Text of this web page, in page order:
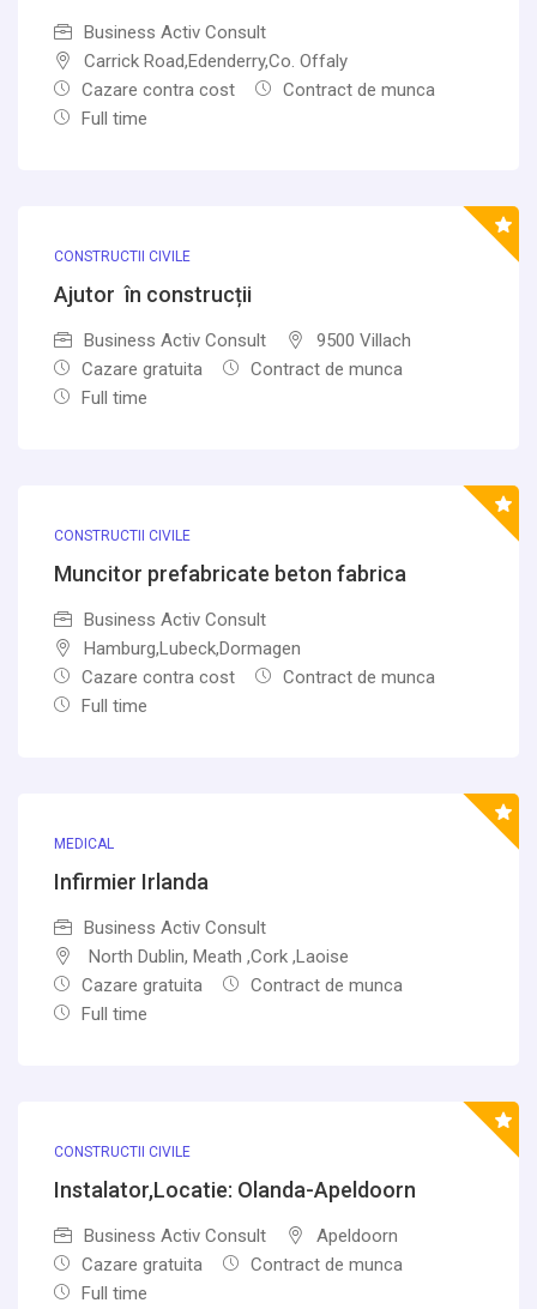
Business Activ Consult
Carrick Road,Edenderry,Co. Offaly
Cazare contra cost
Contract de munca
Full time
CONSTRUCTII CIVILE
Ajutor în construcții
Business Activ Consult
9500 Villach
Cazare gratuita
Contract de munca
Full time
CONSTRUCTII CIVILE
Muncitor prefabricate beton fabrica
Business Activ Consult
Hamburg,Lubeck,Dormagen
Cazare contra cost
Contract de munca
Full time
MEDICAL
Infirmier Irlanda
Business Activ Consult
North Dublin, Meath ,Cork ,Laoise
Cazare gratuita
Contract de munca
Full time
CONSTRUCTII CIVILE
Instalator,Locatie: Olanda-Apeldoorn
Business Activ Consult
Apeldoorn
Cazare gratuita
Contract de munca
Full time